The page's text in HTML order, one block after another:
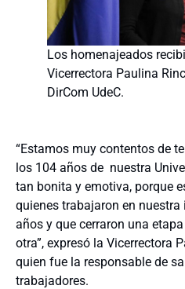
Los homenajeados
Vicerrectora Paulina
DirCom UdeC.
“Estamos muy contentos de
los 104 años de nuestra
tan bonita y emotiva, porque
quienes trabajaron en
años y que cerraron una
otra”, expresó la Vicerrectora
quien fue la responsable de
trabajadores.